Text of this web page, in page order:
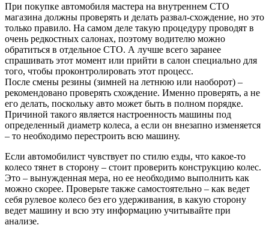
При покупке автомобиля мастера на внутреннем СТО
магазина должны проверять и делать развал-схождение, но это
только правило. На самом деле такую процедуру проводят в
очень редкостных салонах, поэтому водителю можно
обратиться в отдельное СТО. А лучше всего заранее
спрашивать этот момент или прийти в салон специально для
того, чтобы проконтролировать этот процесс.
После смены резины (зимней на летнюю или наоборот) –
рекомендовано проверять схождение. Именно проверять, а не
его делать, поскольку авто может быть в полном порядке.
Причиной такого является настроенность машины под
определенный диаметр колеса, а если он внезапно изменяется
– то необходимо перестроить всю машину.
Если автомобилист чувствует по стилю езды, что какое-то
колесо тянет в сторону – стоит проверить конструкцию колес.
Это – вынужденная мера, но ее необходимо выполнить как
можно скорее. Проверьте также самостоятельно – как ведет
себя рулевое колесо без его удерживания, в какую сторону
ведет машину и всю эту информацию учитывайте при
анализе.